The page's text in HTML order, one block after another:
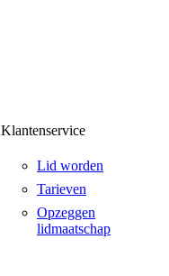
Klantenservice
Lid worden
Tarieven
Opzeggen
lidmaatschap